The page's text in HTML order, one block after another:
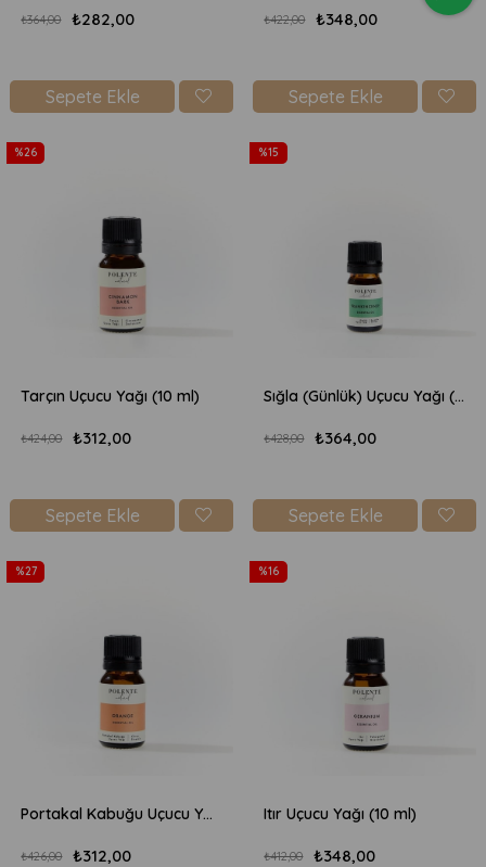
₺282,00
₺364,00
Sepete Ekle
₺348,00
₺422,00
Sepete Ekle
Tarçın Uçucu Yağı (10 ml)
₺312,00
₺424,00
Sepete Ekle
%26
Sığla (Günlük) Uçucu Yağı (5 ml)
₺364,00
₺428,00
Sepete Ekle
%15
Portakal Kabuğu Uçucu Yağı (10 ml)
₺312,00
₺426,00
%27
Itır Uçucu Yağı (10 ml)
₺348,00
₺412,00
%16